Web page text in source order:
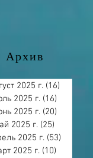
2025 г. (16)
2025 г. (16)
2025 г. (20)
2025 г. (25)
2025 г. (53)
2025 г. (10)
Архив